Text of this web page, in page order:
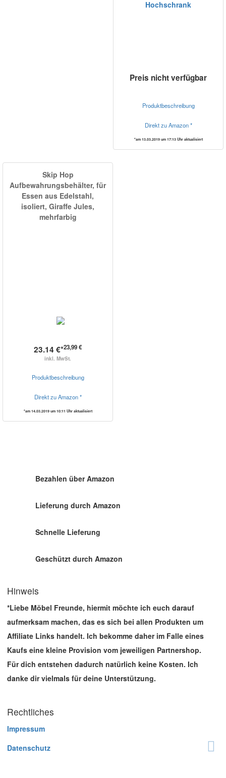
Preis nicht verfügbar
Produktbeschreibung
Direkt zu Amazon *
*am 13.03.2019 um 17:13 Uhr aktualisiert
Skip Hop
Aufbewahrungsbehälter, für
Essen aus Edelstahl,
isoliert, Giraffe Jules,
mehrfarbig
23.14 €*23,99 €
inkl. MwSt.
Produktbeschreibung
Direkt zu Amazon *
*am 14.03.2019 um 10:11 Uhr aktualisiert
Bezahlen über Amazon
Lieferung durch Amazon
Schnelle Lieferung
Geschützt durch Amazon
Hinweis
*Liebe Möbel Freunde, hiermit möchte ich euch darauf
aufmerksam machen, das es sich bei allen Produkten um
Affiliate Links handelt. Ich bekomme daher im Falle eines
Kaufs eine kleine Provision vom jeweiligen Partnershop.
Für dich entstehen dadurch natürlich keine Kosten. Ich
danke dir vielmals für deine Unterstützung.
Rechtliches
Impressum
Datenschutz